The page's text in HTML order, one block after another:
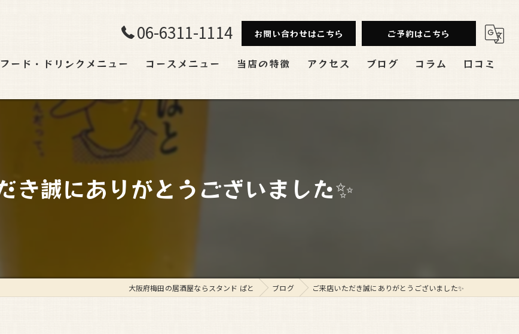
06-6311-1114 お問い合わせはこちら ご予約はこちら
フード・ドリンクメニュー コースメニュー 当店の特徴
飲み放題
貸切
アクセス ブログ コラム 口コミ
き誠にありがとうございました✨
大阪府梅田の居酒屋ならスタンド ぱと ブログ ご来店いただき誠にありがとうございました✨